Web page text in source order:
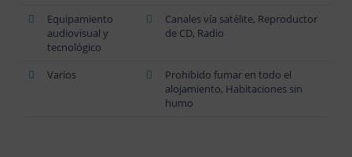
Equipamiento
audiovisual y
tecnológico
Canales vía satélite, Reproductor
de CD, Radio
Varios
Prohibido fumar en todo el
alojamiento, Habitaciones sin
humo